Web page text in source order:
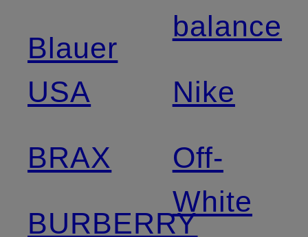
Blauer
USA
BRAX
BURBERRY
balance
Nike
Off-
White